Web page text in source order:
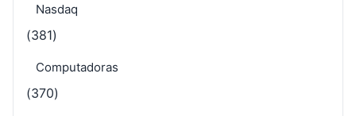
Nasdaq
(381)
Computadoras
(370)